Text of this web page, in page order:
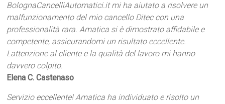
BolognaCancelliAutomatici.it mi ha aiutato a risolvere un
malfunzionamento del mio cancello Ditec con una
professionalità rara. Amatica si è dimostrato affidabile e
competente, assicurandomi un risultato eccellente.
Lattenzione al cliente e la qualità del lavoro mi hanno
davvero colpito.
Elena C. Castenaso
Servizio eccellente! Amatica ha individuato e risolto un